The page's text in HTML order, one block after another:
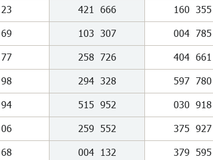
23 421 666 160 355
69 103 307 004 785
77 258 726 404 661
98 294 328 597 780
94 515 952 030 918
06 259 552 375 927
68 004 132 379 595